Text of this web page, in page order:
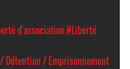
d'association#Liberté
Détention / Emprisonnement